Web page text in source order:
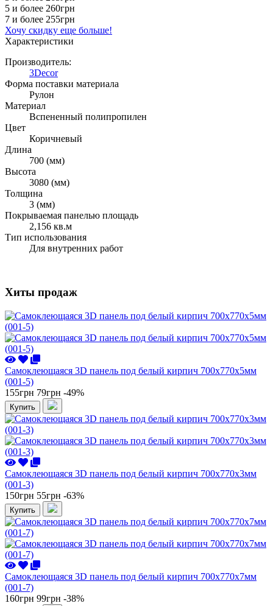
5 и более 260грн
7 и более 255грн
Хочу скидку еще больше!
Характеристики
Производитель:
3Decor
Форма поставки материала
Рулон
Материал
Вспененный полипропилен
Цвет
Коричневый
Длина
700 (мм)
Высота
3080 (мм)
Толщина
3 (мм)
Покрываемая панелью площадь
2,156 кв.м
Тип использования
Для внутренних работ
Хиты продаж
Самоклеющаяся 3D панель под белый кирпич 700x770x5мм
(001-5)
155грн 79грн -49%
Купить
Самоклеющаяся 3D панель под белый кирпич 700x770x3мм
(001-3)
150грн 55грн -63%
Купить
Самоклеющаяся 3D панель под белый кирпич 700x770x7мм
(001-7)
160грн 99грн -38%